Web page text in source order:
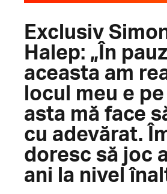
Exclusiv
Halep: „În
aceasta am
locul meu e
asta mă face
cu adevărat.
doresc să joc
ani la nivel